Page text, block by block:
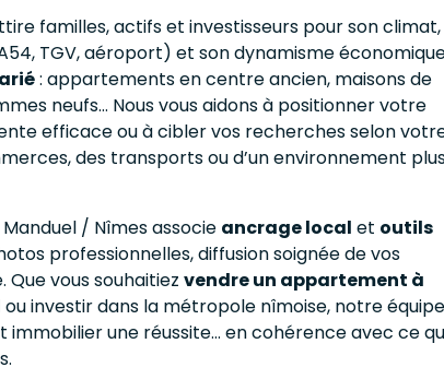
familles, actifs et investisseurs pour son climat,
TGV, aéroport) et son dynamisme
: appartements en centre ancien, maisons de
neufs… Nous vous aidons à positionner votre
efficace ou à cibler vos recherches selon
des transports ou d’un environnement
/ Nîmes associe ancrage local et outils
professionnelles, diffusion soignée de vos
vous souhaitiez vendre un appartement à
ou investir dans la métropole nîmoise, notre équipe
une réussite… en cohérence avec ce